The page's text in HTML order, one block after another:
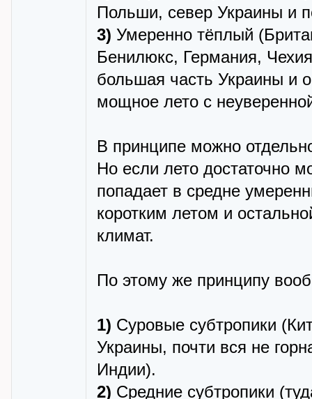
Польши, север Украины и
3) Умеренно тёплый
Бенилюкс, Германия,
большая часть Украины и
мощное лето с
В принципе можно
Но если лето достаточно
попадает в средне
коротким летом и
климат.
По этому же принципу
1) Суровые субтропики
Украины, почти вся не
Индии).
2) Средние субтропики